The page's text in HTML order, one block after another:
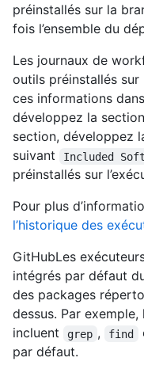
préinstallés sur la
fois l’ensemble du
Les journaux de
outils préinstallés sur
ces informations
développez la section
section, développez
suivant
Included
préinstallés sur
Pour plus
l’historique des
GitHubLes
intégrés par défaut
des packages
dessus. Par
incluent
grep , find
par défaut.